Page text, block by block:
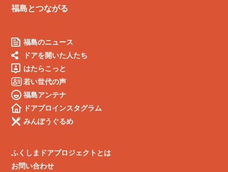
福島とつながる
福島のニュース
ドアを開いた人たち
はたらこっと
若い世代の声
福島アンテナ
ドアプロインスタグラム
みんぽうぐるめ
ふくしまドアプロジェクトとは
お問い合わせ